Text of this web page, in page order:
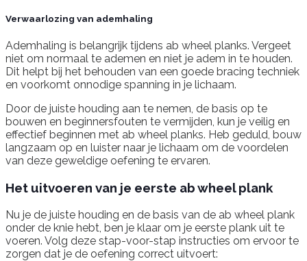
Verwaarlozing van ademhaling
Ademhaling is belangrijk tijdens ab wheel planks. Vergeet
niet om normaal te ademen en niet je adem in te houden.
Dit helpt bij het behouden van een goede bracing techniek
en voorkomt onnodige spanning in je lichaam.
Door de juiste houding aan te nemen, de basis op te
bouwen en beginnersfouten te vermijden, kun je veilig en
effectief beginnen met ab wheel planks. Heb geduld, bouw
langzaam op en luister naar je lichaam om de voordelen
van deze geweldige oefening te ervaren.
Het uitvoeren van je eerste ab wheel plank
Nu je de juiste houding en de basis van de ab wheel plank
onder de knie hebt, ben je klaar om je eerste plank uit te
voeren. Volg deze stap-voor-stap instructies om ervoor te
zorgen dat je de oefening correct uitvoert: